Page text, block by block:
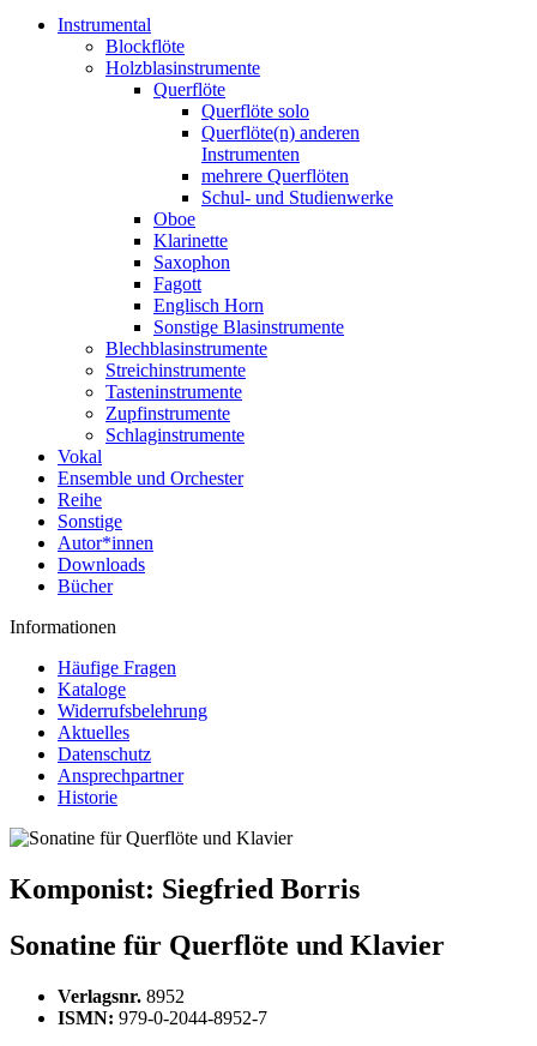
Instrumental
Blockflöte
Holzblasinstrumente
Querflöte
Querflöte solo
Querflöte(n) anderen
Instrumenten
mehrere Querflöten
Schul- und Studienwerke
Oboe
Klarinette
Saxophon
Fagott
Englisch Horn
Sonstige Blasinstrumente
Blechblasinstrumente
Streichinstrumente
Tasteninstrumente
Zupfinstrumente
Schlaginstrumente
Vokal
Ensemble und Orchester
Reihe
Sonstige
Autor*innen
Downloads
Bücher
Informationen
Häufige Fragen
Kataloge
Widerrufsbelehrung
Aktuelles
Datenschutz
Ansprechpartner
Historie
Komponist: Siegfried Borris
Sonatine für Querflöte und Klavier
Verlagsnr. 8952
ISMN: 979-0-2044-8952-7